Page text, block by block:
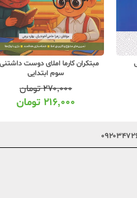
سوم ابتدایی
۲۷۰,۰۰۰تومان
۲۱۶,۰۰۰ تومان